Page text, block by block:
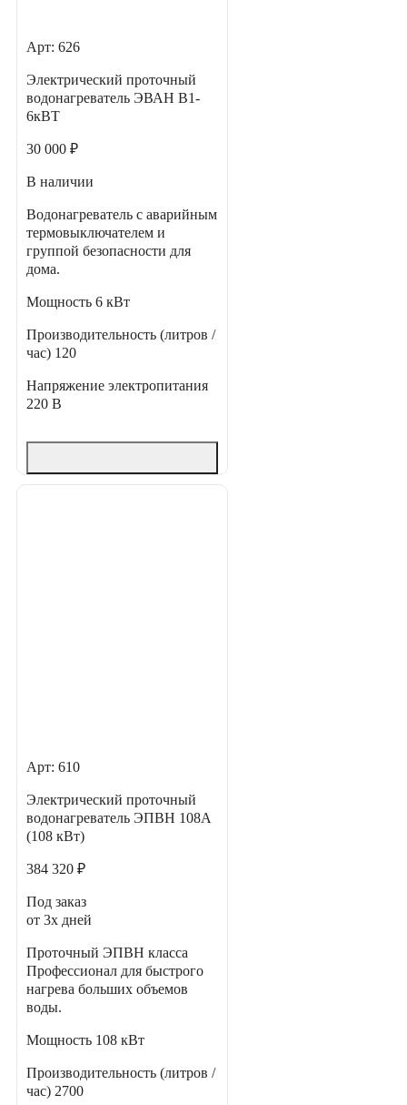
Арт: 626
Электрический проточный
водонагреватель ЭВАН В1-
6кВТ
30 000 ₽
В наличии
Водонагреватель с аварийным
термовыключателем и
группой безопасности для
дома.
Мощность 6 кВт
Производительность (литров /
час) 120
Напряжение электропитания
220 В
Арт: 610
Электрический проточный
водонагреватель ЭПВН 108А
(108 кВт)
384 320 ₽
Под заказ
от 3х дней
Проточный ЭПВН класса
Профессионал для быстрого
нагрева больших объемов
воды.
Мощность 108 кВт
Производительность (литров /
час) 2700